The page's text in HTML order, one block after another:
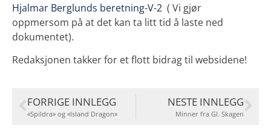
Hjalmar Berglunds beretning-V-2 ( Vi gjør
oppmersom på at det kan ta litt tid å laste ned
dokumentet).
Redaksjonen takker for et flott bidrag til websidene!
FORRIGE INNLEGG
«Spildra» og «Island Dragon»
NESTE INNLEGG
Minner fra Gl. Skagen